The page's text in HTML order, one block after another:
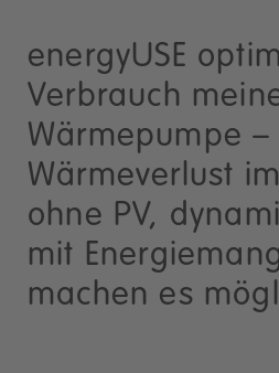
energyUSE
Verbrauch
Wärmepumpe –
Wärmeverlust
ohne PV,
mit
machen es